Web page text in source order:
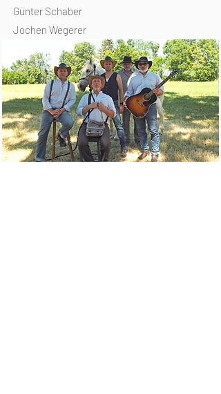
Günter Schaber
Jochen Wegerer